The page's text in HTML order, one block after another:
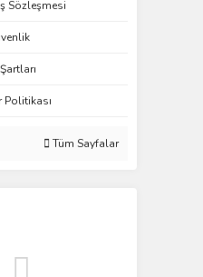
Sözleşmesi
Politikası
Tüm Sayfalar